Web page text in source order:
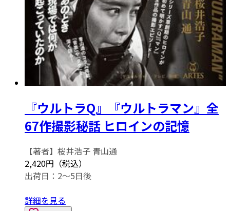
『ウルトラQ』『ウルトラマン』全
67作撮影秘話 ヒロインの記憶
【著者】桜井浩子 青山通
2,420円（税込）
出荷日：2～5日後
詳細を見る